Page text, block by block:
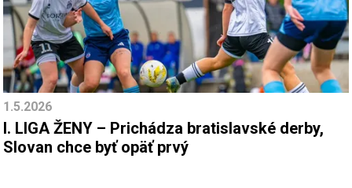
1.5.2026
I. LIGA ŽENY – Prichádza bratislavské derby,
Slovan chce byť opäť prvý